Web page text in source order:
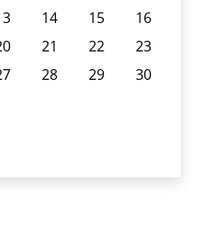
14 15
16
21 22
23
28 29
30